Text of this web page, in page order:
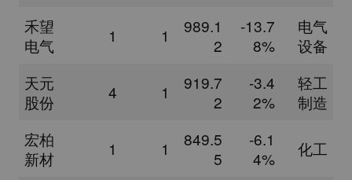
禾望
电气
1 1
989.1
2
-13.7
8%
电气
设备
天元
股份
4 1
919.7
2
-3.4
2%
轻工
制造
宏柏
新材
1 1
849.5
5
-6.1
4%
化工